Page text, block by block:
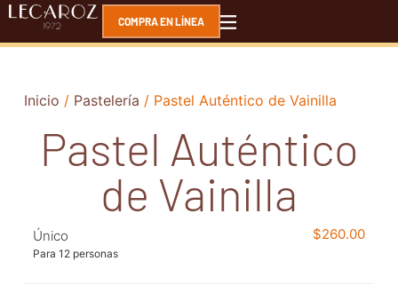
COMPRA EN LÍNEA
Inicio / Pastelería / Pastel Auténtico de Vainilla
Pastel Auténtico
de Vainilla
Único
Para 12 personas
$260.00